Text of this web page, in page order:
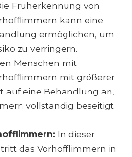
Früherkennung von
kann eine
ermöglichen, um
zu verringern.
Menschen mit
mit größerer
auf eine Behandlung an,
vollständig beseitigt
In dieser
das Vorhofflimmern in